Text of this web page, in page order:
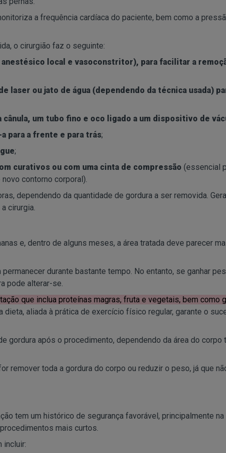
a frequência cardíaca do paciente, bem como a
o cirurgião faz o seguinte:
anestésico local e vasoconstritor), para facilitar a
laser ou jato de água (dependendo da técnica usada)
um tubo fino e oco ligado a um dispositivo de
para a frente e para trás;
;
curativos ou com uma cinta de compressão (essencial
contorno corporal).
dependendo da quantidade de gordura a ser removida.
cirurgia.
e, dentro de alguns meses, a área tratada deve parecer
durante bastante tempo. No entanto, se ganhar
pode alterar-se.
que inclua proteínas magras, fruta e vegetais, bem como
dieta, aliada à prática de exercício físico regular, garante o
gordura após o procedimento, dependendo da área do corpo
remover toda a gordura do corpo ou reduzir o peso, já que
tem um histórico de segurança favorável, principalmente na
mais curtos.
incluir: